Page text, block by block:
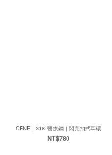
CENE｜316L醫療鋼｜閃亮扣式耳環
NT$780